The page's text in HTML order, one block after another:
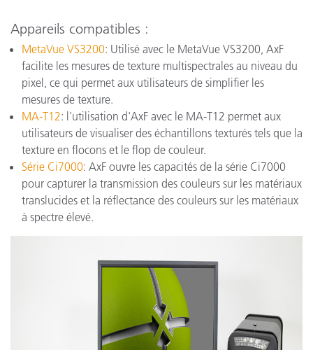
Appareils compatibles :
MetaVue VS3200: Utilisé avec le MetaVue VS3200, AxF
facilite les mesures de texture multispectrales au niveau du
pixel, ce qui permet aux utilisateurs de simplifier les
mesures de texture.
MA-T12: l'utilisation d'AxF avec le MA-T12 permet aux
utilisateurs de visualiser des échantillons texturés tels que la
texture en flocons et le flop de couleur.
Série Ci7000: AxF ouvre les capacités de la série Ci7000
pour capturer la transmission des couleurs sur les matériaux
translucides et la réflectance des couleurs sur les matériaux
à spectre élevé.